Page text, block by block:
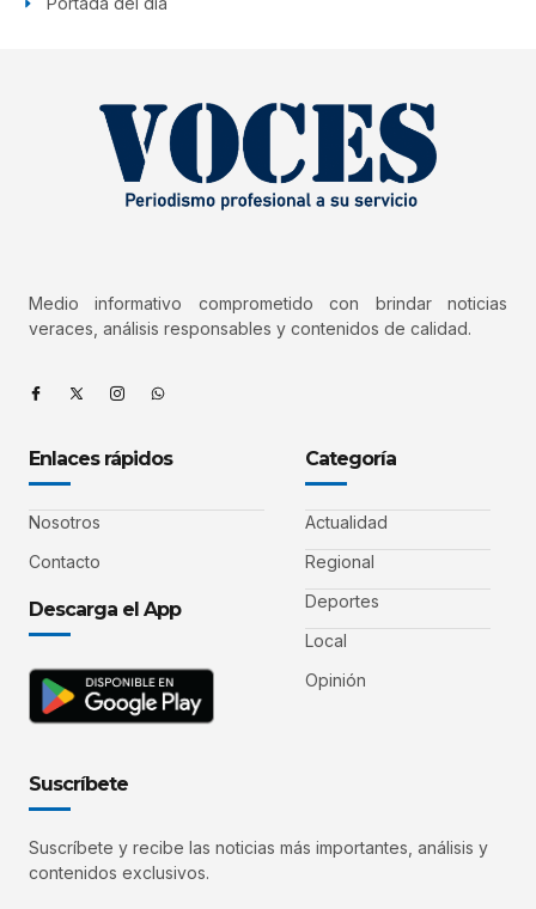
Medio informativo comprometido con brindar noticias
veraces, análisis responsables y contenidos de calidad.
Enlaces rápidos
Nosotros
Contacto
Descarga el App
Categoría
Actualidad
Regional
Deportes
Local
Opinión
Suscríbete
Suscríbete y recibe las noticias más importantes, análisis y
contenidos exclusivos.